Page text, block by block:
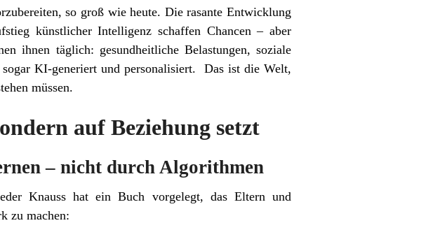
so groß wie heute. Die rasante Entwicklung
künstlicher Intelligenz schaffen Chancen – aber
ihnen täglich: gesundheitliche Belastungen, soziale
KI-generiert und personalisiert. Das ist die Welt,
müssen.
auf Beziehung setzt
– nicht durch Algorithmen
Knauss hat ein Buch vorgelegt, das Eltern und
zu machen: